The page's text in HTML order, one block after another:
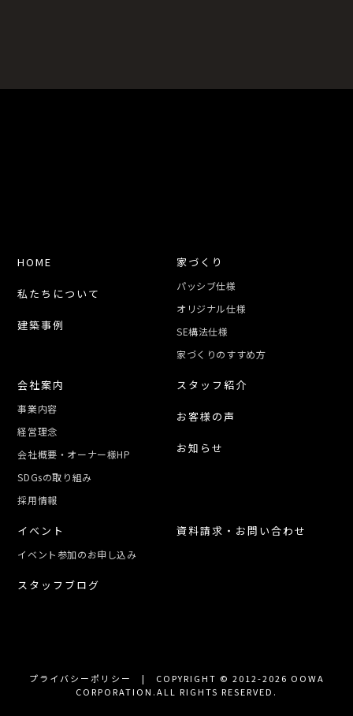
HOME
私たちについて
建築事例
家づくり
パッシブ仕様
オリジナル仕様
SE構法仕様
家づくりのすすめ方
会社案内
事業内容
経営理念
会社概要・オーナー様HP
SDGsの取り組み
採用情報
スタッフ紹介
お客様の声
お知らせ
イベント
イベント参加のお申し込み
スタッフブログ
資料請求・お問い合わせ
プライバシーポリシー
| COPYRIGHT © 2012-2026 OOWA
CORPORATION.ALL RIGHTS RESERVED.